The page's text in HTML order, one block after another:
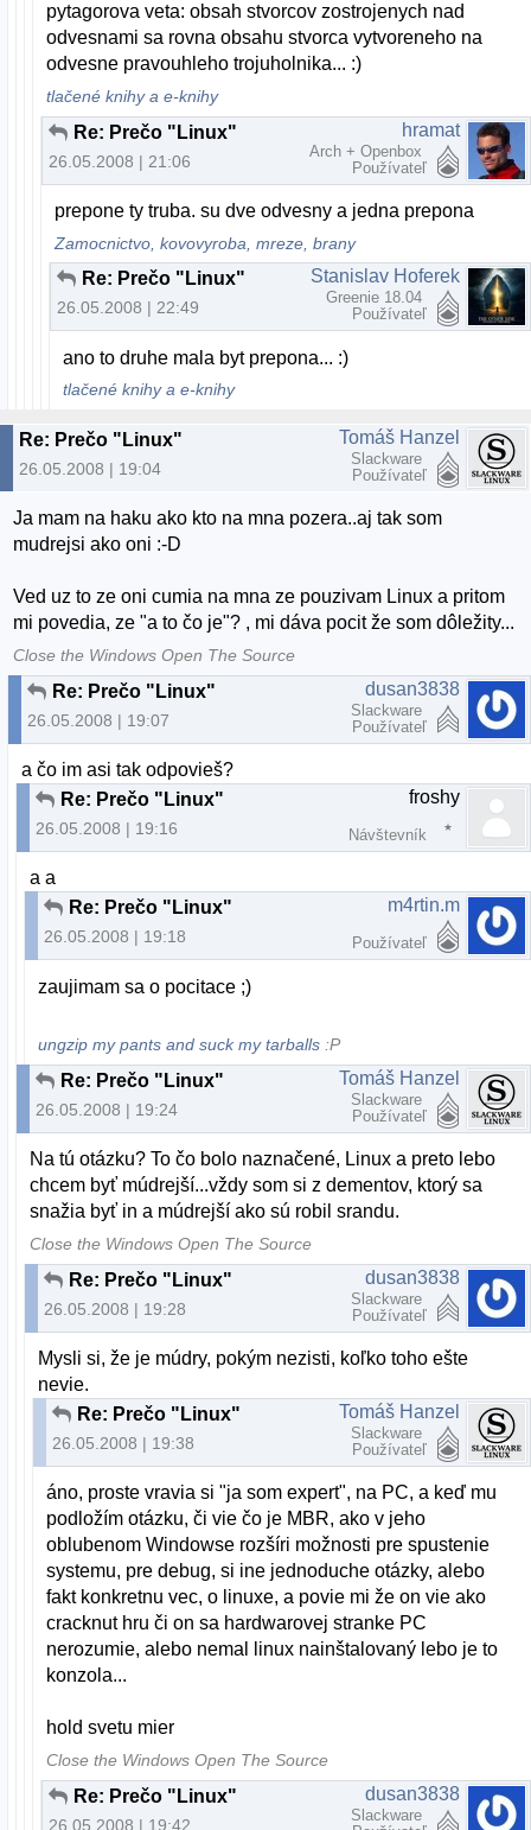
pytagorova veta: obsah stvorcov zostrojenych nad
odvesnami sa rovna obsahu stvorca vytvoreneho na
odvesne pravouhleho trojuholnika... :)
tlačené knihy a e-knihy
Re: Prečo "Linux"
26.05.2008 | 21:06
hramat
Arch + Openbox
Používateľ
prepone ty truba. su dve odvesny a jedna prepona
Zamocnictvo, kovovyroba, mreze, brany
Re: Prečo "Linux"
26.05.2008 | 22:49
Stanislav Hoferek
Greenie 18.04
Používateľ
ano to druhe mala byt prepona... :)
tlačené knihy a e-knihy
Re: Prečo "Linux"
26.05.2008 | 19:04
Tomáš Hanzel
Slackware
Používateľ
Ja mam na haku ako kto na mna pozera..aj tak som
mudrejsi ako oni :-D
Ved uz to ze oni cumia na mna ze pouzivam Linux a pritom
mi povedia, ze "a to čo je"? , mi dáva pocit že som dôležity...
Close the Windows Open The Source
Re: Prečo "Linux"
26.05.2008 | 19:07
dusan3838
Slackware
Používateľ
a čo im asi tak odpovieš?
Re: Prečo "Linux"
26.05.2008 | 19:16
froshy
Návštevník
a a
Re: Prečo "Linux"
26.05.2008 | 19:18
m4rtin.m
Používateľ
zaujimam sa o pocitace ;)
ungzip my pants and suck my tarballs :P
Re: Prečo "Linux"
26.05.2008 | 19:24
Tomáš Hanzel
Slackware
Používateľ
Na tú otázku? To čo bolo naznačené, Linux a preto lebo
chcem byť múdrejší...vždy som si z dementov, ktorý sa
snažia byť in a múdrejší ako sú robil srandu.
Close the Windows Open The Source
Re: Prečo "Linux"
26.05.2008 | 19:28
dusan3838
Slackware
Používateľ
Mysli si, že je múdry, pokým nezisti, koľko toho ešte
nevie.
Re: Prečo "Linux"
26.05.2008 | 19:38
Tomáš Hanzel
Slackware
Používateľ
áno, proste vravia si "ja som expert", na PC, a keď mu
podložím otázku, či vie čo je MBR, ako v jeho
oblubenom Windowse rozšíri možnosti pre spustenie
systemu, pre debug, si ine jednoduche otázky, alebo
fakt konkretnu vec, o linuxe, a povie mi že on vie ako
cracknut hru či on sa hardwarovej stranke PC
nerozumie, alebo nemal linux nainštalovaný lebo je to
konzola...
hold svetu mier
Close the Windows Open The Source
Re: Prečo "Linux"
26.05.2008 | 19:42
dusan3838
Slackware